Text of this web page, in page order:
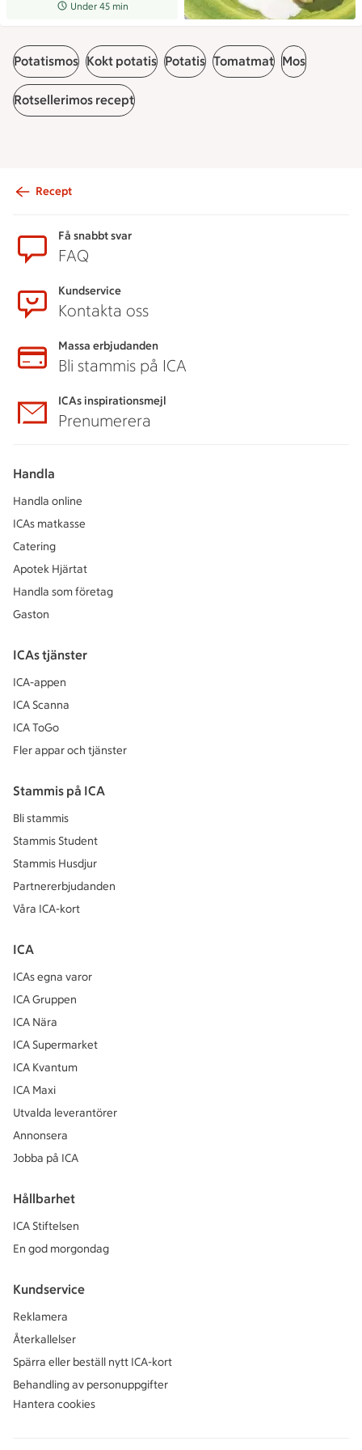
Receptet tar Under 45 min att tillaga
Under 45 min
Potatismos Kokt potatis Potatis Tomatmat Mos
Rotsellerimos recept
Recept
Få snabbt svar
FAQ
Kundservice
Kontakta oss
Massa erbjudanden
Bli stammis på ICA
ICAs inspirationsmejl
Prenumerera
Handla
Handla online
ICAs matkasse
Catering
Apotek Hjärtat
Handla som företag
Gaston
ICAs tjänster
ICA-appen
ICA Scanna
ICA ToGo
Fler appar och tjänster
Stammis på ICA
Bli stammis
Stammis Student
Stammis Husdjur
Partnererbjudanden
Våra ICA-kort
ICA
ICAs egna varor
ICA Gruppen
ICA Nära
ICA Supermarket
ICA Kvantum
ICA Maxi
Utvalda leverantörer
Annonsera
Jobba på ICA
Hållbarhet
ICA Stiftelsen
En god morgondag
Kundservice
Reklamera
Återkallelser
Spärra eller beställ nytt ICA-kort
Behandling av personuppgifter
Hantera cookies